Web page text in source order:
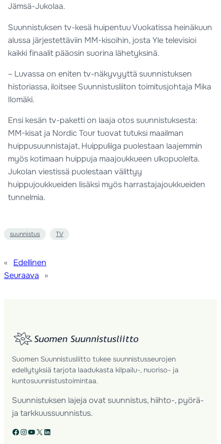
Jämsä-Jukolaa.
Suunnistuksen tv-kesä huipentuu Vuokatissa heinäkuun
alussa järjestettäviin MM-kisoihin, josta Yle televisioi
kaikki finaalit pääosin suorina lähetyksinä.
– Luvassa on eniten tv-näkyvyyttä suunnistuksen
historiassa, iloitsee Suunnistusliiton toimitusjohtaja Mika
Ilomäki.
Ensi kesän tv-paketti on laaja otos suunnistuksesta:
MM-kisat ja Nordic Tour tuovat tutuksi maailman
huippusuunnistajat, Huippuliiga puolestaan laajemmin
myös kotimaan huippuja maajoukkueen ulkopuolelta.
Jukolan viestissä puolestaan välittyy
huippujoukkueiden lisäksi myös harrastajajoukkueiden
tunnelmia.
suunnistus TV
«
Edellinen
Seuraava
»
Suomen Suunnistusliitto tukee suunnistusseurojen
edellytyksiä tarjota laadukasta kilpailu-, nuoriso- ja
kuntosuunnistustoimintaa.
Suunnistuksen lajeja ovat suunnistus, hiihto-, pyörä-
ja tarkkuussuunnistus.
Facebook Instagram YouTube X LinkedIn